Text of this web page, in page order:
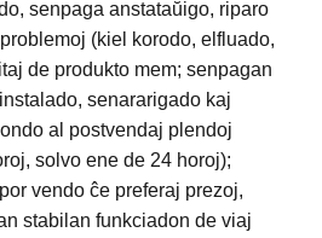
senpaga anstataŭigo, riparo
(kiel korodo, elfluado,
de produkto mem; senpagan
senararigado kaj
al postvendaj plendoj
solvo ene de 24 horoj);
vendo ĉe preferaj prezoj,
stabilan funkciadon de viaj